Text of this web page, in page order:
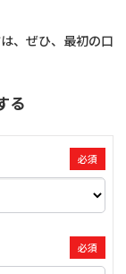
、ぜひ、最初の口
る
必須
必須